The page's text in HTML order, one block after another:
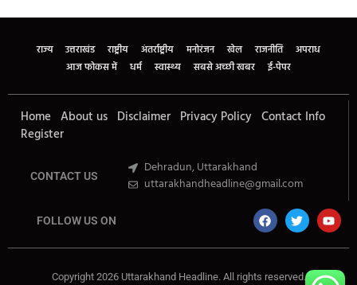
राज्य उत्तराखंड राष्ट्रीय अंतर्राष्ट्रीय मनोरंजन खेल राजनीति
अपराध
आज फोकस में
धर्म स्वास्थ्य सबसे अच्छी खबर ई-पेपर
Home About us Disclaimer Privacy Policy Contact Info
Register
CONTACT US
Dehradun, Uttarakhand
uttarakhandheadline@gmail.com
FOLLOW US ON
Copyright 2026 Uttarakhand Headline. All rights reserved.